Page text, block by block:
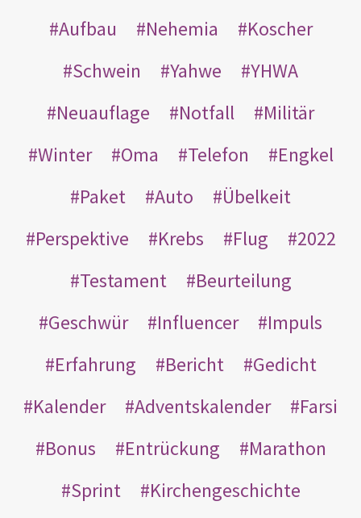
Aufbau
Nehemia
Koscher
Schwein
Yahwe
YHWA
Neuauflage
Notfall
Militär
Winter
Oma Telefon
Engkel
Paket
Auto
Übelkeit
Perspektive
Krebs Flug
2022
Testament
Beurteilung
Geschwür
Influencer
Impuls
Erfahrung
Bericht
Gedicht
Kalender
Adventskalender
Farsi
Bonus
Entrückung
Marathon
Sprint
Kirchengeschichte